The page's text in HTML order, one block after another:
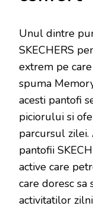
Unul dintre
SKECHERS
extrem pe
spuma
acesti pantofi
piciorului si
parcursul zilei.
pantofii
active care
care doresc
activitatilor